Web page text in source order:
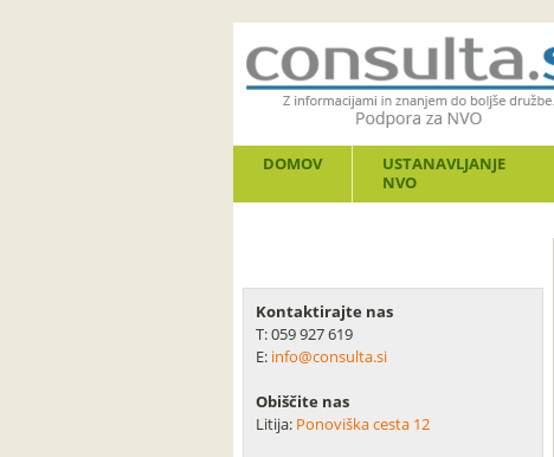
DOMOV
USTANAVLJANJE
NVO
Kontaktirajte nas
T: 059 927 619
E: info@consulta.si
Obiščite nas
Litija: Ponoviška cesta 12